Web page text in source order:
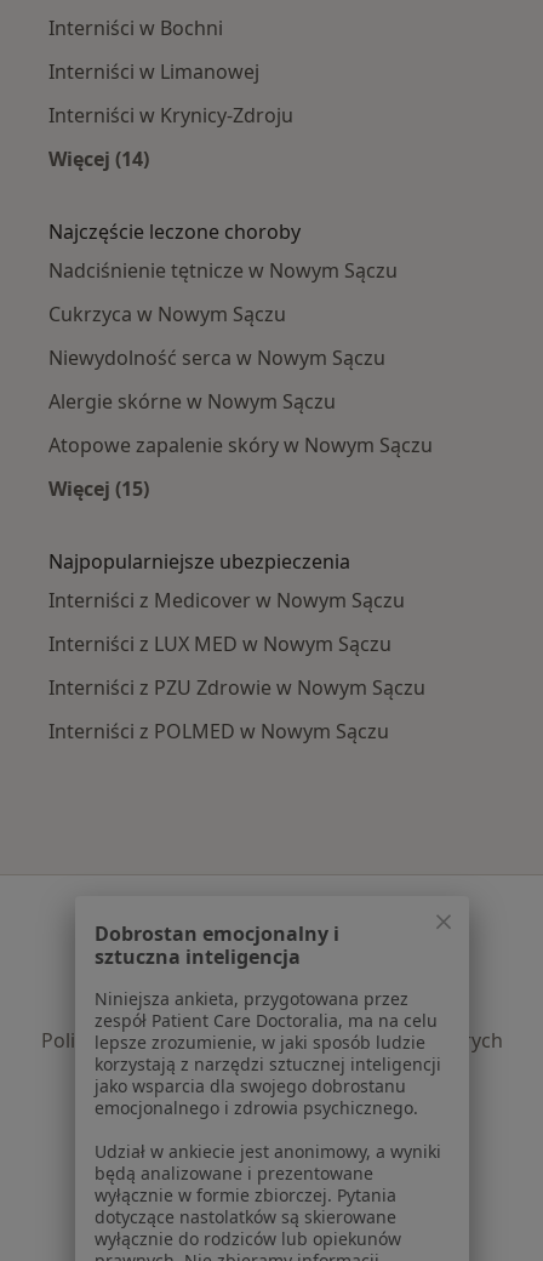
Interniści w Bochni
Interniści w Limanowej
Interniści w Krynicy-Zdroju
Więcej (14)
Najczęście leczone choroby
Nadciśnienie tętnicze w Nowym Sączu
Cukrzyca w Nowym Sączu
Niewydolność serca w Nowym Sączu
Alergie skórne w Nowym Sączu
Atopowe zapalenie skóry w Nowym Sączu
Więcej (15)
Najpopularniejsze ubezpieczenia
Interniści z Medicover w Nowym Sączu
Interniści z LUX MED w Nowym Sączu
Interniści z PZU Zdrowie w Nowym Sączu
Interniści z POLMED w Nowym Sączu
Regulamin
Polityka prywatności profesjonalistów
Polityka prywatności dla profesjonalistów, których
dane pozyskaliśmy samodzielnie
Polityka cookies
Jak działają wyniki wyszukiwania
Dostępność
O nas
Praca Rekrutujemy!
Partnerzy
Dobrostan emocjonalny i
sztuczna inteligencja
Niniejsza ankieta, przygotowana przez
zespół Patient Care Doctoralia, ma na celu
lepsze zrozumienie, w jaki sposób ludzie
korzystają z narzędzi sztucznej inteligencji
jako wsparcia dla swojego dobrostanu
emocjonalnego i zdrowia psychicznego.
Udział w ankiecie jest anonimowy, a wyniki
będą analizowane i prezentowane
wyłącznie w formie zbiorczej. Pytania
dotyczące nastolatków są skierowane
wyłącznie do rodziców lub opiekunów